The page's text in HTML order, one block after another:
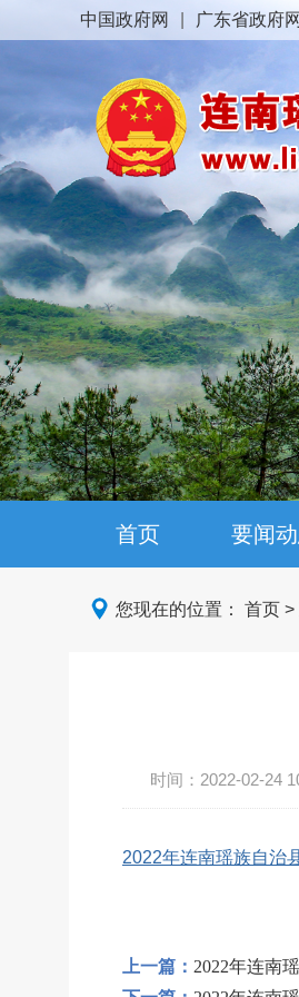
中国政府网 广东省政府网
首页 要闻
您现在的位置： 首页 >
时间： 2022-02-24
2022年连南瑶族自治
上一篇： 2022年连南